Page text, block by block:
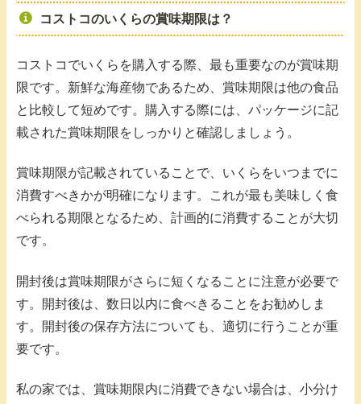
コストコのいくらの賞味期限は？
コストコでいくらを購入する際、最も重要なのが賞味期
限です。新鮮な海産物であるため、賞味期限は他の食品
と比較して短めです。購入する際には、パッケージに記
載された賞味期限をしっかりと確認しましょう。
賞味期限が記載されていることで、いくらをいつまでに
消費すべきかが明確になります。これが最も美味しく食
べられる期限となるため、計画的に消費することが大切
です。
開封後は賞味期限がさらに短くなることに注意が必要で
す。開封後は、数日以内に食べきることをお勧めしま
す。開封後の保存方法についても、適切に行うことが重
要です。
私の家では、賞味期限内に消費できない場合は、小分け